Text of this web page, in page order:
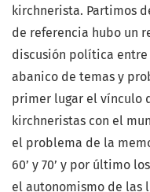
kirchnerista. Partimos
de referencia hubo un
discusión política
abanico de temas y
primer lugar el vínculo
kirchneristas con el
el problema de la
60’ y 70’ y por último
el autonomismo de las